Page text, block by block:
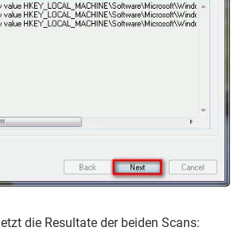
die Resultate der beiden Scans: